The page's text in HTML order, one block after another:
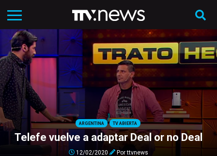
ARGENTINA TV ABIERTA
Telefe vuelve a adaptar Deal or no Deal
12/02/2020 Porttvnews